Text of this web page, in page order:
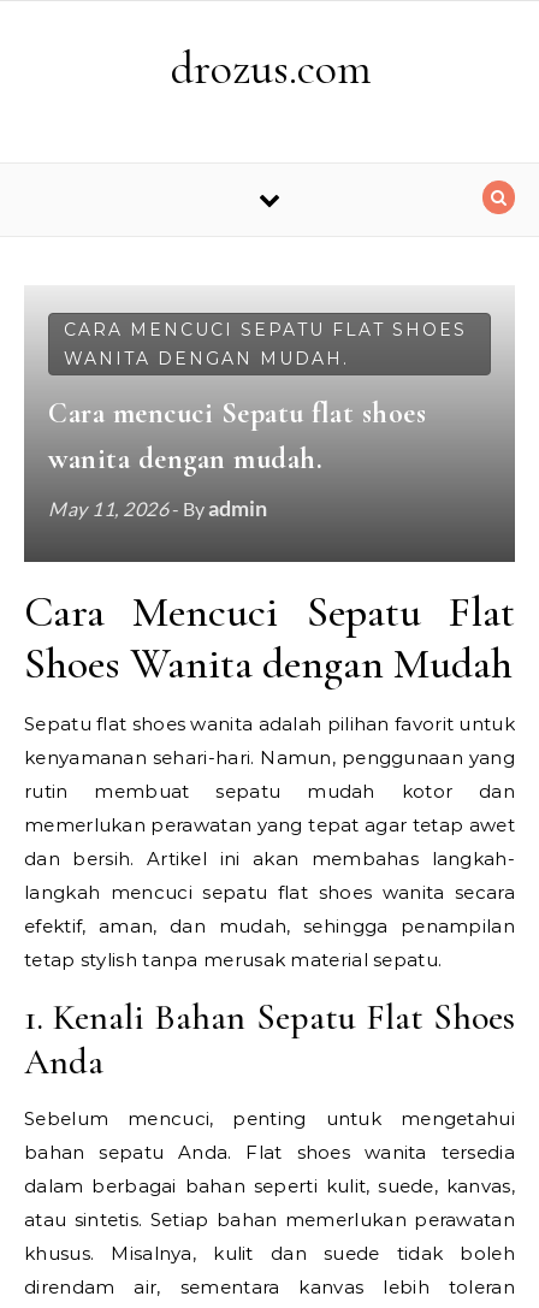
drozus.com
CARA MENCUCI SEPATU FLAT SHOES
WANITA DENGAN MUDAH.
Cara mencuci Sepatu flat shoes
wanita dengan mudah.
May 11, 2026- Byadmin
Cara Mencuci Sepatu Flat
Shoes Wanita dengan Mudah
Sepatu flat shoes wanita adalah pilihan favorit untuk
kenyamanan sehari-hari. Namun, penggunaan yang
rutin membuat sepatu mudah kotor dan
memerlukan perawatan yang tepat agar tetap awet
dan bersih. Artikel ini akan membahas langkah-
langkah mencuci sepatu flat shoes wanita secara
efektif, aman, dan mudah, sehingga penampilan
tetap stylish tanpa merusak material sepatu.
1. Kenali Bahan Sepatu Flat Shoes
Anda
Sebelum mencuci, penting untuk mengetahui
bahan sepatu Anda. Flat shoes wanita tersedia
dalam berbagai bahan seperti kulit, suede, kanvas,
atau sintetis. Setiap bahan memerlukan perawatan
khusus. Misalnya, kulit dan suede tidak boleh
direndam air, sementara kanvas lebih toleran